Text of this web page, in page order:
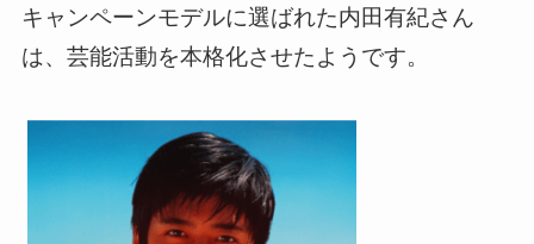
キャンペーンモデルに選ばれた内田有紀さん
は、芸能活動を本格化させたようです。